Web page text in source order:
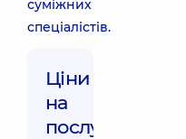
суміжних
спеціалістів.
Ціни
на
послуги: